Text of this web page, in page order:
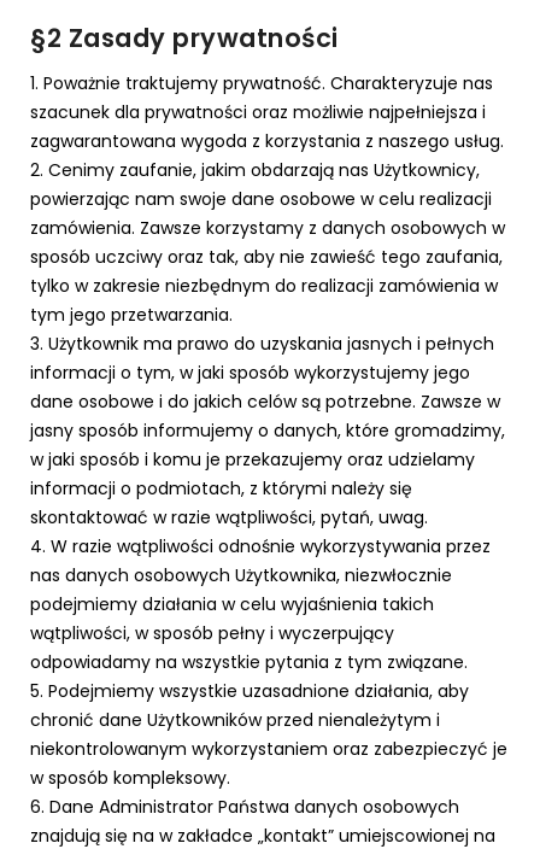
§2 Zasady prywatności
1. Poważnie traktujemy prywatność. Charakteryzuje nas
szacunek dla prywatności oraz możliwie najpełniejsza i
zagwarantowana wygoda z korzystania z naszego usług.
2. Cenimy zaufanie, jakim obdarzają nas Użytkownicy,
powierzając nam swoje dane osobowe w celu realizacji
zamówienia. Zawsze korzystamy z danych osobowych w
sposób uczciwy oraz tak, aby nie zawieść tego zaufania,
tylko w zakresie niezbędnym do realizacji zamówienia w
tym jego przetwarzania.
3. Użytkownik ma prawo do uzyskania jasnych i pełnych
informacji o tym, w jaki sposób wykorzystujemy jego
dane osobowe i do jakich celów są potrzebne. Zawsze w
jasny sposób informujemy o danych, które gromadzimy,
w jaki sposób i komu je przekazujemy oraz udzielamy
informacji o podmiotach, z którymi należy się
skontaktować w razie wątpliwości, pytań, uwag.
4. W razie wątpliwości odnośnie wykorzystywania przez
nas danych osobowych Użytkownika, niezwłocznie
podejmiemy działania w celu wyjaśnienia takich
wątpliwości, w sposób pełny i wyczerpujący
odpowiadamy na wszystkie pytania z tym związane.
5. Podejmiemy wszystkie uzasadnione działania, aby
chronić dane Użytkowników przed nienależytym i
niekontrolowanym wykorzystaniem oraz zabezpieczyć je
w sposób kompleksowy.
6. Dane Administrator Państwa danych osobowych
znajdują się na w zakładce „kontakt” umiejscowionej na